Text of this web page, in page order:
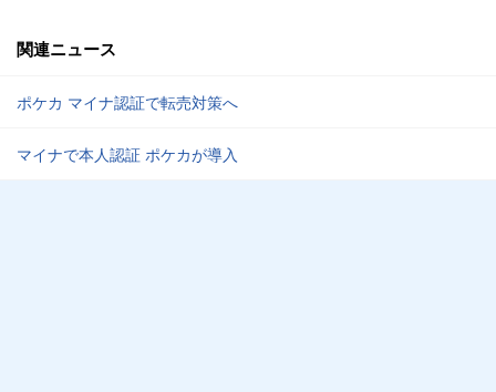
関連ニュース
ポケカ マイナ認証で転売対策へ
マイナで本人認証 ポケカが導入